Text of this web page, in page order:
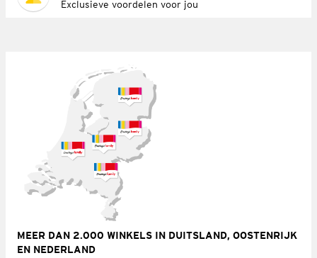
Exclusieve voordelen voor jou
MEER DAN 2.000 WINKELS IN DUITSLAND, OOSTENRIJK
EN NEDERLAND